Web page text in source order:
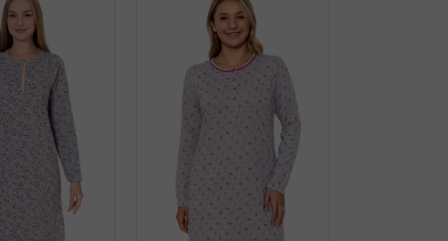
TRENÝRKY CORNETTE CLASSIC 001/197
319 Kč